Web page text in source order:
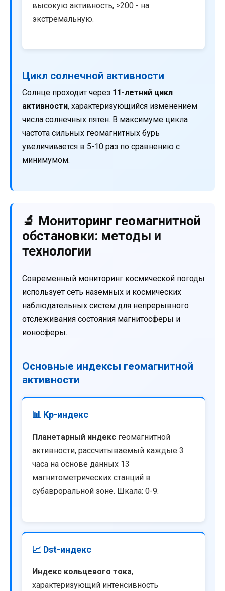
высокую активность, >200 - на
экстремальную.
Цикл солнечной активности
Солнце проходит через 11-летний цикл
активности, характеризующийся изменением
числа солнечных пятен. В максимуме цикла
частота сильных геомагнитных бурь
увеличивается в 5-10 раз по сравнению с
минимумом.
🔬 Мониторинг геомагнитной
обстановки: методы и
технологии
Современный мониторинг космической погоды
использует сеть наземных и космических
наблюдательных систем для непрерывного
отслеживания состояния магнитосферы и
ионосферы.
Основные индексы геомагнитной
активности
📊 Kp-индекс
Планетарный индекс геомагнитной
активности, рассчитываемый каждые 3
часа на основе данных 13
магнитометрических станций в
субавроральной зоне. Шкала: 0-9.
📈 Dst-индекс
Индекс кольцевого тока,
характеризующий интенсивность